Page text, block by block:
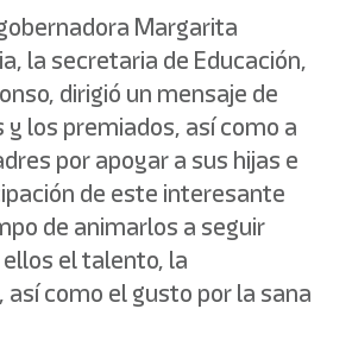
Margarita
la secretaria de Educación,
dirigió un mensaje de
los premiados, así como a
por apoyar a sus hijas e
de este interesante
de animarlos a seguir
el talento, la
como el gusto por la sana